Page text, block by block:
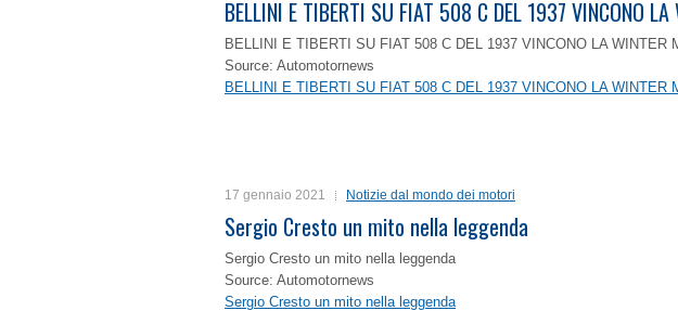
BELLINI E TIBERTI SU FIAT 508 C DEL 1937 VINCONO
BELLINI E TIBERTI SU FIAT 508 C DEL 1937 VINCONO LA WINTER
Source: Automotornews
BELLINI E TIBERTI SU FIAT 508 C DEL 1937 VINCONO LA WINTER
17 gennaio 2021 Notizie dal mondo dei motori
Sergio Cresto un mito nella leggenda
Sergio Cresto un mito nella leggenda
Source: Automotornews
Sergio Cresto un mito nella leggenda